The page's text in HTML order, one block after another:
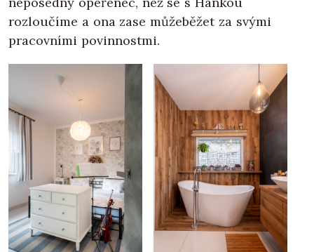
rozloučíme a ona zase můžeběžet za svými
pracovními povinnostmi.